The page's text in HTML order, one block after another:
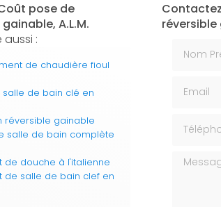
pose de
A.L.M.
:
de chaudière fioul
de bain clé en
réversible gainable
salle de bain complète
douche à l'italienne
de salle de bain clef en
Message